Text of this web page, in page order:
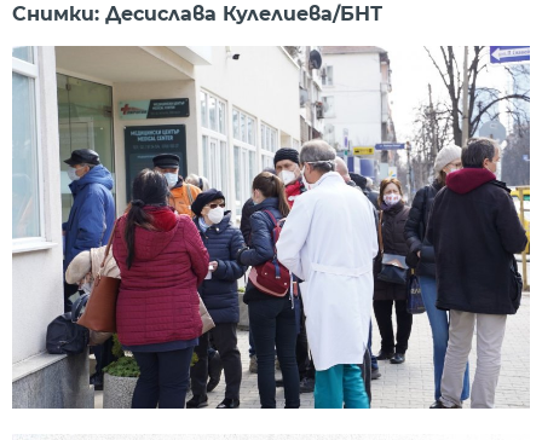
Снимки: Десислава Кулелиева/БНТ